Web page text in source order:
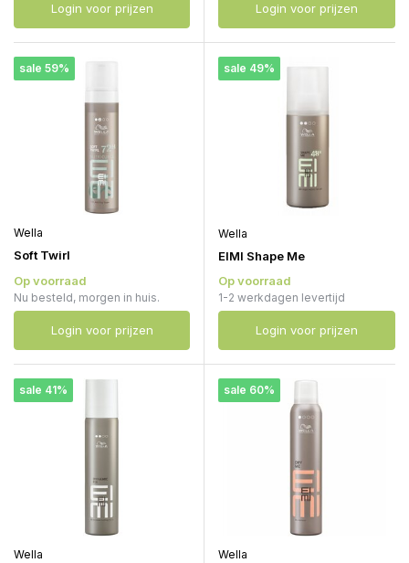
Login voor prijzen Login voor prijzen
sale 59%
Wella
Soft Twirl
Op voorraad
Nu besteld, morgen in huis.
Login voor prijzen
sale 49%
Wella
EIMI Shape Me
Op voorraad
1-2 werkdagen levertijd
Login voor prijzen
sale 41%
Wella
sale 60%
Wella